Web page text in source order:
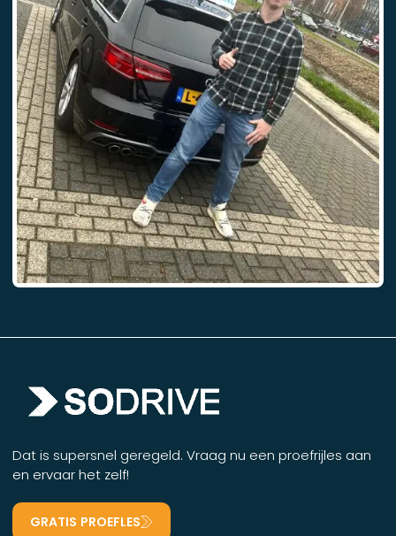
Dat is supersnel geregeld. Vraag nu een proefrijles aan
en ervaar het zelf!
GRATIS PROEFLES